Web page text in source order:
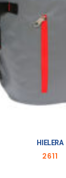
HIELERA
2611